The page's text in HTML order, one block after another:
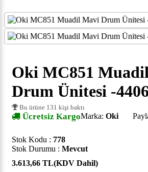
Oki MC851
Drum Ünitesi -
Bu ürüne 131 kişi baktı
Ücretsiz KargoMarka: Oki
Stok Kodu : 778
Stok Durumu : Mevcut
3.613,66 TL(KDV Dahil)